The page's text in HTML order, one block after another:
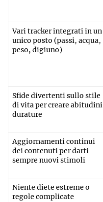
Vari tracker integrati in un
unico posto (passi, acqua,
peso, digiuno)
Sfide divertenti sullo stile
di vita per creare abitudini
durature
Aggiornamenti continui
dei contenuti per darti
sempre nuovi stimoli
Niente diete estreme o
regole complicate